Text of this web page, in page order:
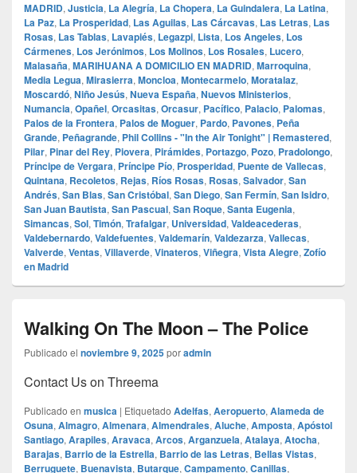
MADRID, Justicia, La Alegría, La Chopera, La Guindalera, La Latina,
La Paz, La Prosperidad, Las Aguilas, Las Cárcavas, Las Letras, Las
Rosas, Las Tablas, Lavapiés, Legazpi, Lista, Los Angeles, Los
Cármenes, Los Jerónimos, Los Molinos, Los Rosales, Lucero,
Malasaña, MARIHUANA A DOMICILIO EN MADRID, Marroquina,
Media Legua, Mirasierra, Moncloa, Montecarmelo, Moratalaz,
Moscardó, Niño Jesús, Nueva España, Nuevos Ministerios,
Numancia, Opañel, Orcasitas, Orcasur, Pacífico, Palacio, Palomas,
Palos de la Frontera, Palos de Moguer, Pardo, Pavones, Peña
Grande, Peñagrande, Phil Collins - "In the Air Tonight" | Remastered,
Pilar, Pinar del Rey, Piovera, Pirámides, Portazgo, Pozo, Pradolongo,
Príncipe de Vergara, Príncipe Pío, Prosperidad, Puente de Vallecas,
Quintana, Recoletos, Rejas, Ríos Rosas, Rosas, Salvador, San
Andrés, San Blas, San Cristóbal, San Diego, San Fermín, San Isidro,
San Juan Bautista, San Pascual, San Roque, Santa Eugenia,
Simancas, Sol, Timón, Trafalgar, Universidad, Valdeacederas,
Valdebernardo, Valdefuentes, Valdemarín, Valdezarza, Vallecas,
Valverde, Ventas, Villaverde, Vinateros, Viñegra, Vista Alegre, Zofío
en Madrid
Walking On The Moon – The Police
Publicado el noviembre 9, 2025poradmin
Contact Us on Threema
Publicado en musica | Etiquetado Adelfas, Aeropuerto, Alameda de
Osuna, Almagro, Almenara, Almendrales, Aluche, Amposta, Apóstol
Santiago, Arapiles, Aravaca, Arcos, Arganzuela, Atalaya, Atocha,
Barajas, Barrio de la Estrella, Barrio de las Letras, Bellas Vistas,
Berruguete, Buenavista, Butarque, Campamento, Canillas,